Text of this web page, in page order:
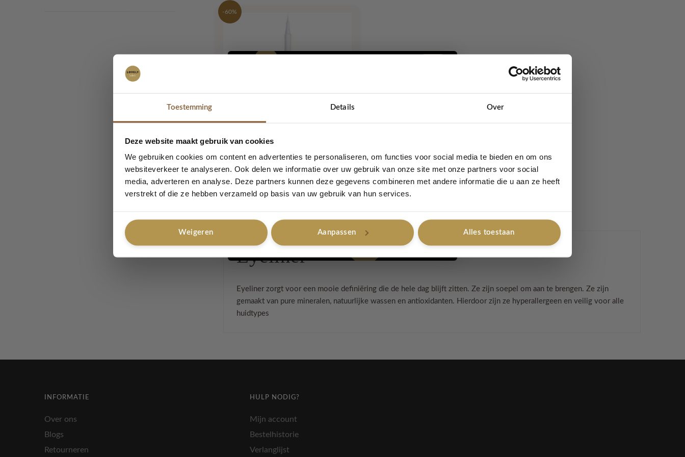
Toestemming Details Over
Deze website maakt gebruik van cookies
We gebruiken cookies om content en advertenties te personaliseren, om functies voor social media te bieden en om ons
websiteverkeer te analyseren. Ook delen we informatie over uw gebruik van onze site met onze partners voor social
media, adverteren en analyse. Deze partners kunnen deze gegevens combineren met andere informatie die u aan ze heeft
verstrekt of die ze hebben verzameld op basis van uw gebruik van hun services.
Weigeren Aanpassen Alles toestaan
-60%
Bellapierre
€ 24,95
Oorspronkelijke
€ 24,95.
€ 9,98
€ 9,98.
Eyeliner
Eyeliner zorgt voor een mooie definiëring die de hele dag blijft zitten. Ze zijn soepel om aan te brengen. Ze zijn
gemaakt van pure mineralen, natuurlijke wassen en antioxidanten. Hierdoor zijn ze hyperallergeen en veilig voor alle
huidtypes
INFORMATIE
Over ons
Blogs
Retourneren
HULP NODIG?
Mijn account
Bestelhistorie
Verlanglijst
Ja, graag!
Nee, bedankt